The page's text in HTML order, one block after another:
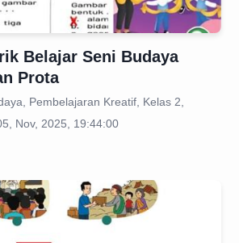
Belajar Seni Budaya
Prota
Pembelajaran Kreatif, Kelas 2,
Nov, 2025, 19:44:00